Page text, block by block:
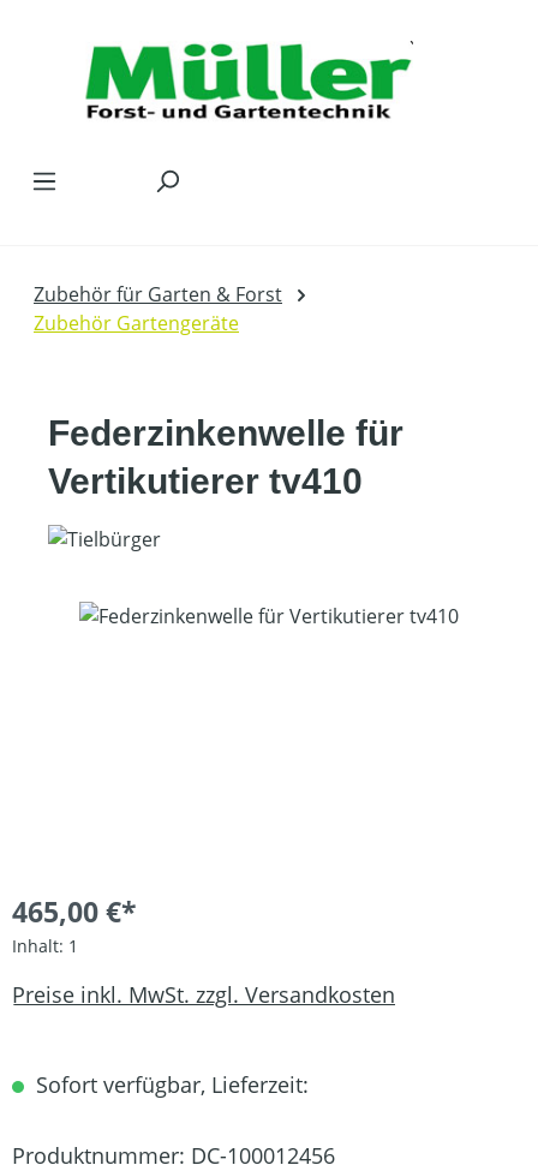
Zubehör für Garten & Forst
Zubehör Gartengeräte
Federzinkenwelle für
Vertikutierer tv410
Bildergalerie überspringen
465,00 €*
Inhalt: 1
Preise inkl. MwSt. zzgl. Versandkosten
Sofort verfügbar, Lieferzeit:
Produktnummer: DC-100012456